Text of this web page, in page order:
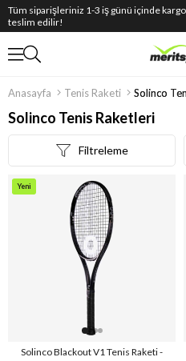
Tüm siparişleriniz 1-3 iş günü içinde
teslim edilir!
Anasayfa Tenis Raketi Solinco
Solinco Tenis Raketleri
Filtreleme
Solinco Blackout V1 Tenis Raketi -
Yeni